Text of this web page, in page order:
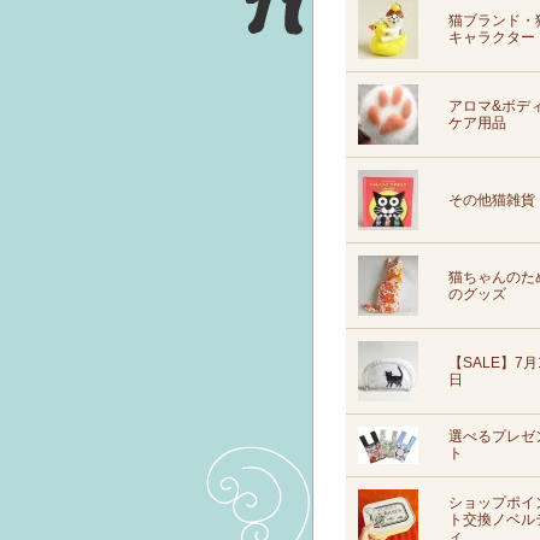
猫ブランド・
キャラクター
アロマ&ボデ
ケア用品
その他猫雑貨
猫ちゃんのた
のグッズ
【SALE】7月
日
選べるプレゼ
ト
ショップポイ
ト交換ノベル
ィ